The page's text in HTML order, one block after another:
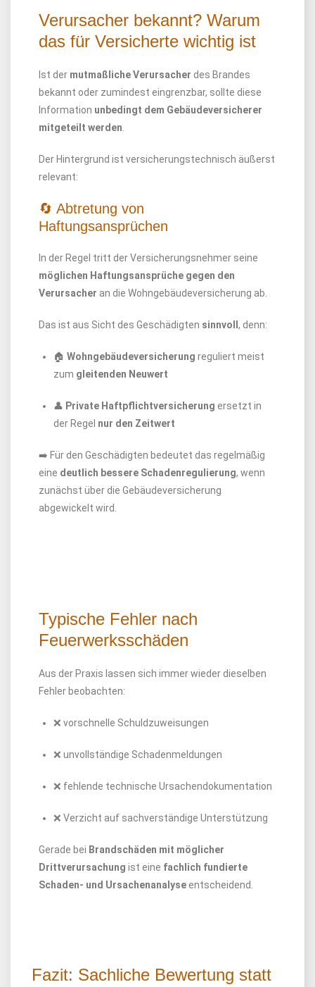
Verursacher bekannt? Warum
das für Versicherte wichtig ist
Ist der mutmaßliche Verursacher des Brandes
bekannt oder zumindest eingrenzbar, sollte diese
Information unbedingt dem Gebäudeversicherer
mitgeteilt werden
Der Hintergrund ist versicherungstechnisch äußerst
relevant:
🔄 Abtretung von
Haftungsansprüchen
In der Regel tritt der Versicherungsnehmer seine
möglichen Haftungsansprüche gegen den
Verursacher an die Wohngebäudeversicherung ab.
Das ist aus Sicht des Geschädigten sinnvoll , denn:
🏠 Wohngebäudeversicherung reguliert meist
zum gleitenden Neuwert
👤 Private Haftpflichtversicherung ersetzt in
der Regel nur den Zeitwert
➡️ Für den Geschädigten bedeutet das regelmäßig
eine deutlich bessere Schadenregulierung, wenn
zunächst über die Gebäudeversicherung
abgewickelt wird.
Typische Fehler nach
Feuerwerksschäden
Aus der Praxis lassen sich immer wieder dieselben
Fehler beobachten:
❌ vorschnelle Schuldzuweisungen
❌ unvollständige Schadenmeldungen
❌ fehlende technische Ursachendokumentation
❌ Verzicht auf sachverständige Unterstützung
Gerade bei Brandschäden mit möglicher
Drittverursachung ist eine fachlich fundierte
Schaden- und Ursachenanalyseentscheidend.
Fazit: Sachliche Bewertung statt